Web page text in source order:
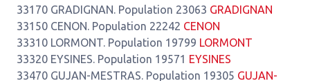
33170 GRADIGNAN. Population 23063 GRADIGNAN
33150 CENON. Population 22242 CENON
33310 LORMONT. Population 19799 LORMONT
33320 EYSINES. Population 19571 EYSINES
33470 GUJAN-MESTRAS. Population 19305 GUJAN-